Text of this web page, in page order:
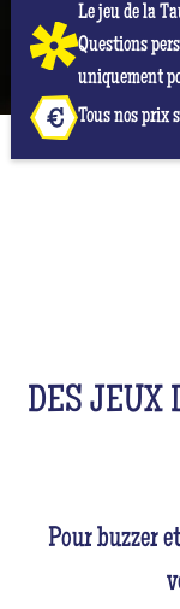
Le jeu de la
Questions
uniquement
Tous nos prix
DES JEUX
Pour buzzer